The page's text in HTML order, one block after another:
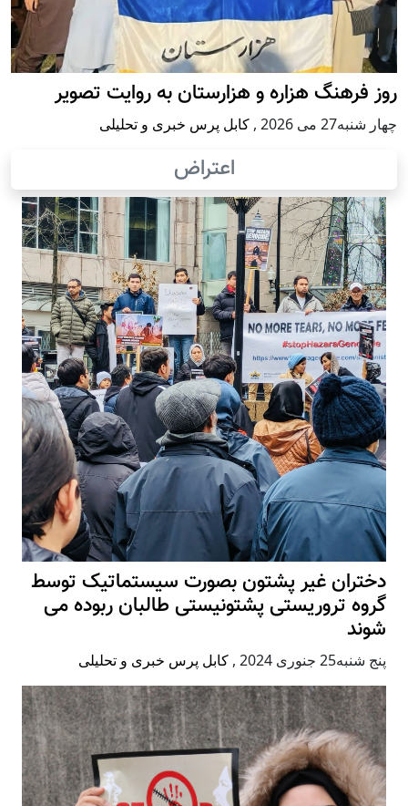
روز فرهنگ هزاره و هزارستان به روایت تصویر
چهار شنبه27 می 2026 , کابل پرس خبری و تحلیلی
اعتراض
دختران غیر پشتون بصورت سیستماتیک توسط
گروه تروریستی پشتونیستی طالبان ربوده می
شوند
پنج شنبه25 جنوری 2024 , کابل پرس خبری و تحلیلی